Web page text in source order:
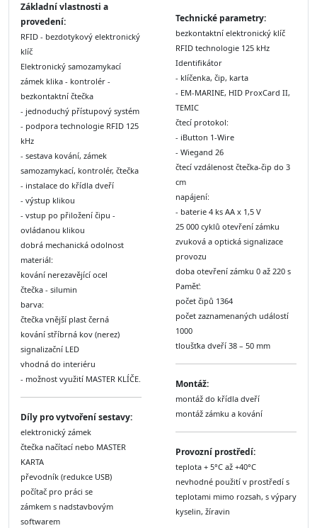
Základní vlastnosti a
provedení:
RFID - bezdotykový elektronický
klíč
Elektronický samozamykací
zámek klika - kontrolér -
bezkontaktní čtečka
- jednoduchý přístupový systém
- podpora technologie RFID 125
kHz
- sestava kování, zámek
samozamykací, kontrolér, čtečka
- instalace do křídla dveří
- výstup klikou
- vstup po přiložení čipu -
ovládanou klikou
dobrá mechanická odolnost
materiál:
kování nerezavějící ocel
čtečka - silumin
barva:
čtečka vnější plast černá
kování stříbrná kov (nerez)
signalizační LED
vhodná do interiéru
- možnost využití MASTER KLÍČE.
Díly pro vytvoření sestavy:
elektronický zámek
čtečka načítací nebo MASTER
KARTA
převodník (redukce USB)
počítač pro práci se
zámkem s nadstavbovým
softwarem
Technické parametry:
bezkontaktní elektronický klíč
RFID technologie 125 kHz
Identifikátor
- klíčenka, čip, karta
- EM-MARINE, HID ProxCard II,
TEMIC
čtecí protokol:
- iButton 1-Wire
- Wiegand 26
čtecí vzdálenost čtečka-čip do 3
cm
napájení:
- baterie 4 ks AA x 1,5 V
25 000 cyklů otevření zámku
zvuková a optická signalizace
provozu
doba otevření zámku 0 až 220 s
Paměť:
počet čipů 1364
počet zaznamenaných událostí
1000
tloušťka dveří 38 – 50 mm
Montáž:
montáž do křídla dveří
montáž zámku a kování
Provozní prostředí:
teplota + 5°C až +40°C
nevhodné použití v prostředí s
teplotami mimo rozsah, s výpary
kyselin, žíravin